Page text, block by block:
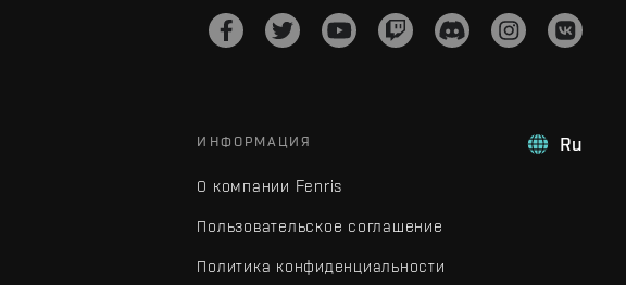
Ru
ИНФОРМАЦИЯ
О компании Fenris
Пользовательское соглашение
Политика конфиденциальности